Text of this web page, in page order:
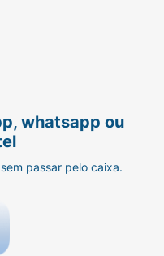
whatsapp ou
passar pelo caixa.